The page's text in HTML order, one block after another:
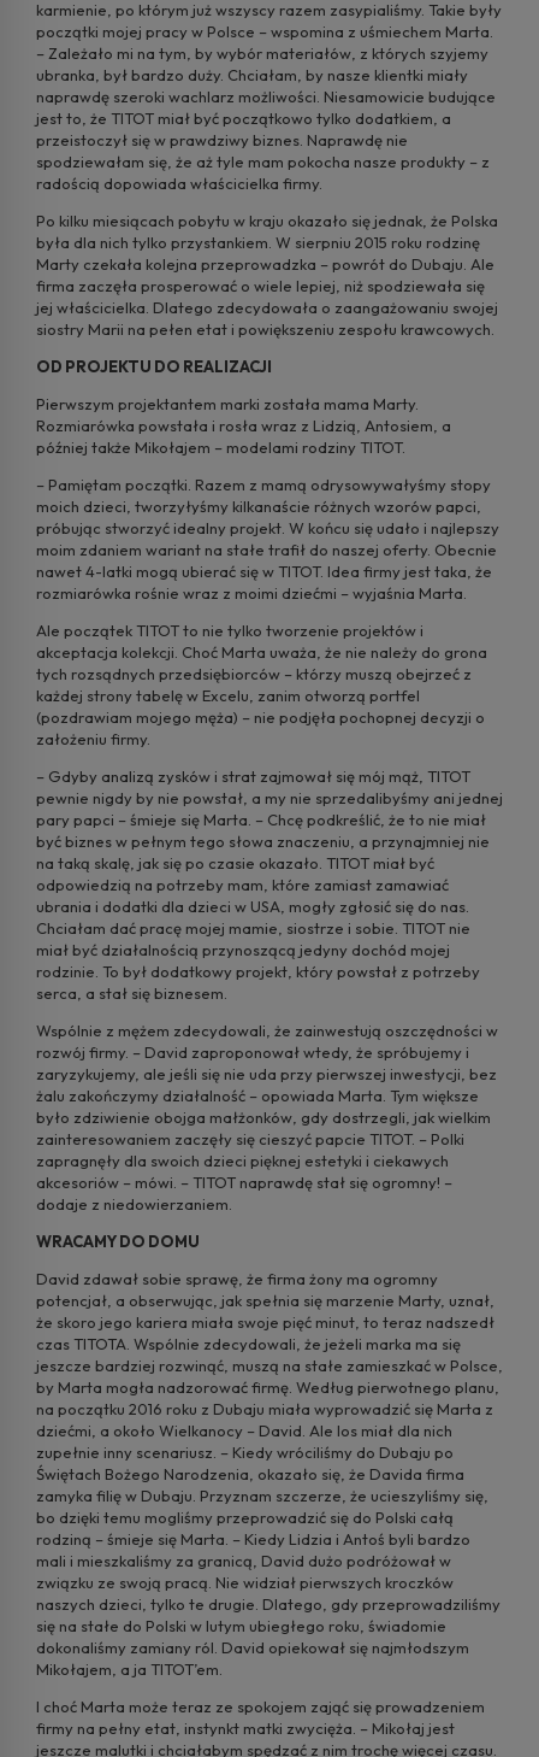
karmienie, po którym już wszyscy razem zasypialiśmy. Takie były
początki mojej pracy w Polsce – wspomina z uśmiechem Marta.
– Zależało mi na tym, by wybór materiałów, z których szyjemy
ubranka, był bardzo duży. Chciałam, by nasze klientki miały
naprawdę szeroki wachlarz możliwości. Niesamowicie budujące
jest to, że TITOT miał być początkowo tylko dodatkiem, a
przeistoczył się w prawdziwy biznes. Naprawdę nie
spodziewałam się, że aż tyle mam pokocha nasze produkty – z
radością dopowiada właścicielka firmy.
Po kilku miesiącach pobytu w kraju okazało się jednak, że Polska
była dla nich tylko przystankiem. W sierpniu 2015 roku rodzinę
Marty czekała kolejna przeprowadzka – powrót do Dubaju. Ale
firma zaczęła prosperować o wiele lepiej, niż spodziewała się
jej właścicielka. Dlatego zdecydowała o zaangażowaniu swojej
siostry Marii na pełen etat i powiększeniu zespołu krawcowych.
OD PROJEKTU DO REALIZACJI
Pierwszym projektantem marki została mama Marty.
Rozmiarówka powstała i rosła wraz z Lidzią, Antosiem, a
później także Mikołajem – modelami rodziny TITOT.
– Pamiętam początki. Razem z mamą odrysowywałyśmy stopy
moich dzieci, tworzyłyśmy kilkanaście różnych wzorów papci,
próbując stworzyć idealny projekt. W końcu się udało i najlepszy
moim zdaniem wariant na stałe trafił do naszej oferty. Obecnie
nawet 4-latki mogą ubierać się w TITOT. Idea firmy jest taka, że
rozmiarówka rośnie wraz z moimi dziećmi – wyjaśnia Marta.
Ale początek TITOT to nie tylko tworzenie projektów i
akceptacja kolekcji. Choć Marta uważa, że nie należy do grona
tych rozsądnych przedsiębiorców – którzy muszą obejrzeć z
każdej strony tabelę w Excelu, zanim otworzą portfel
(pozdrawiam mojego męża) – nie podjęła pochopnej decyzji o
założeniu firmy.
– Gdyby analizą zysków i strat zajmował się mój mąż, TITOT
pewnie nigdy by nie powstał, a my nie sprzedalibyśmy ani jednej
pary papci – śmieje się Marta. – Chcę podkreślić, że to nie miał
być biznes w pełnym tego słowa znaczeniu, a przynajmniej nie
na taką skalę, jak się po czasie okazało. TITOT miał być
odpowiedzią na potrzeby mam, które zamiast zamawiać
ubrania i dodatki dla dzieci w USA, mogły zgłosić się do nas.
Chciałam dać pracę mojej mamie, siostrze i sobie. TITOT nie
miał być działalnością przynoszącą jedyny dochód mojej
rodzinie. To był dodatkowy projekt, który powstał z potrzeby
serca, a stał się biznesem.
Wspólnie z mężem zdecydowali, że zainwestują oszczędności w
rozwój firmy. – David zaproponował wtedy, że spróbujemy i
zaryzykujemy, ale jeśli się nie uda przy pierwszej inwestycji, bez
żalu zakończymy działalność – opowiada Marta. Tym większe
było zdziwienie obojga małżonków, gdy dostrzegli, jak wielkim
zainteresowaniem zaczęły się cieszyć papcie TITOT. – Polki
zapragnęły dla swoich dzieci pięknej estetyki i ciekawych
akcesoriów – mówi. – TITOT naprawdę stał się ogromny! –
dodaje z niedowierzaniem.
WRACAMY DO DOMU
David zdawał sobie sprawę, że firma żony ma ogromny
potencjał, a obserwując, jak spełnia się marzenie Marty, uznał,
że skoro jego kariera miała swoje pięć minut, to teraz nadszedł
czas TITOTA. Wspólnie zdecydowali, że jeżeli marka ma się
jeszcze bardziej rozwinąć, muszą na stałe zamieszkać w Polsce,
by Marta mogła nadzorować firmę. Według pierwotnego planu,
na początku 2016 roku z Dubaju miała wyprowadzić się Marta z
dziećmi, a około Wielkanocy – David. Ale los miał dla nich
zupełnie inny scenariusz. – Kiedy wróciliśmy do Dubaju po
Świętach Bożego Narodzenia, okazało się, że Davida firma
zamyka filię w Dubaju. Przyznam szczerze, że ucieszyliśmy się,
bo dzięki temu mogliśmy przeprowadzić się do Polski całą
rodziną – śmieje się Marta. – Kiedy Lidzia i Antoś byli bardzo
mali i mieszkaliśmy za granicą, David dużo podróżował w
związku ze swoją pracą. Nie widział pierwszych kroczków
naszych dzieci, tylko te drugie. Dlatego, gdy przeprowadziliśmy
się na stałe do Polski w lutym ubiegłego roku, świadomie
dokonaliśmy zamiany ról. David opiekował się najmłodszym
Mikołajem, a ja TITOT’em.
I choć Marta może teraz ze spokojem zająć się prowadzeniem
firmy na pełny etat, instynkt matki zwycięża. – Mikołaj jest
jeszcze malutki i chciałabym spędzać z nim trochę więcej czasu.